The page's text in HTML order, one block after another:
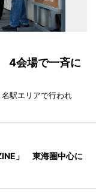
4会場で一斉に
駅エリアで行われ
」 東海圏中心に